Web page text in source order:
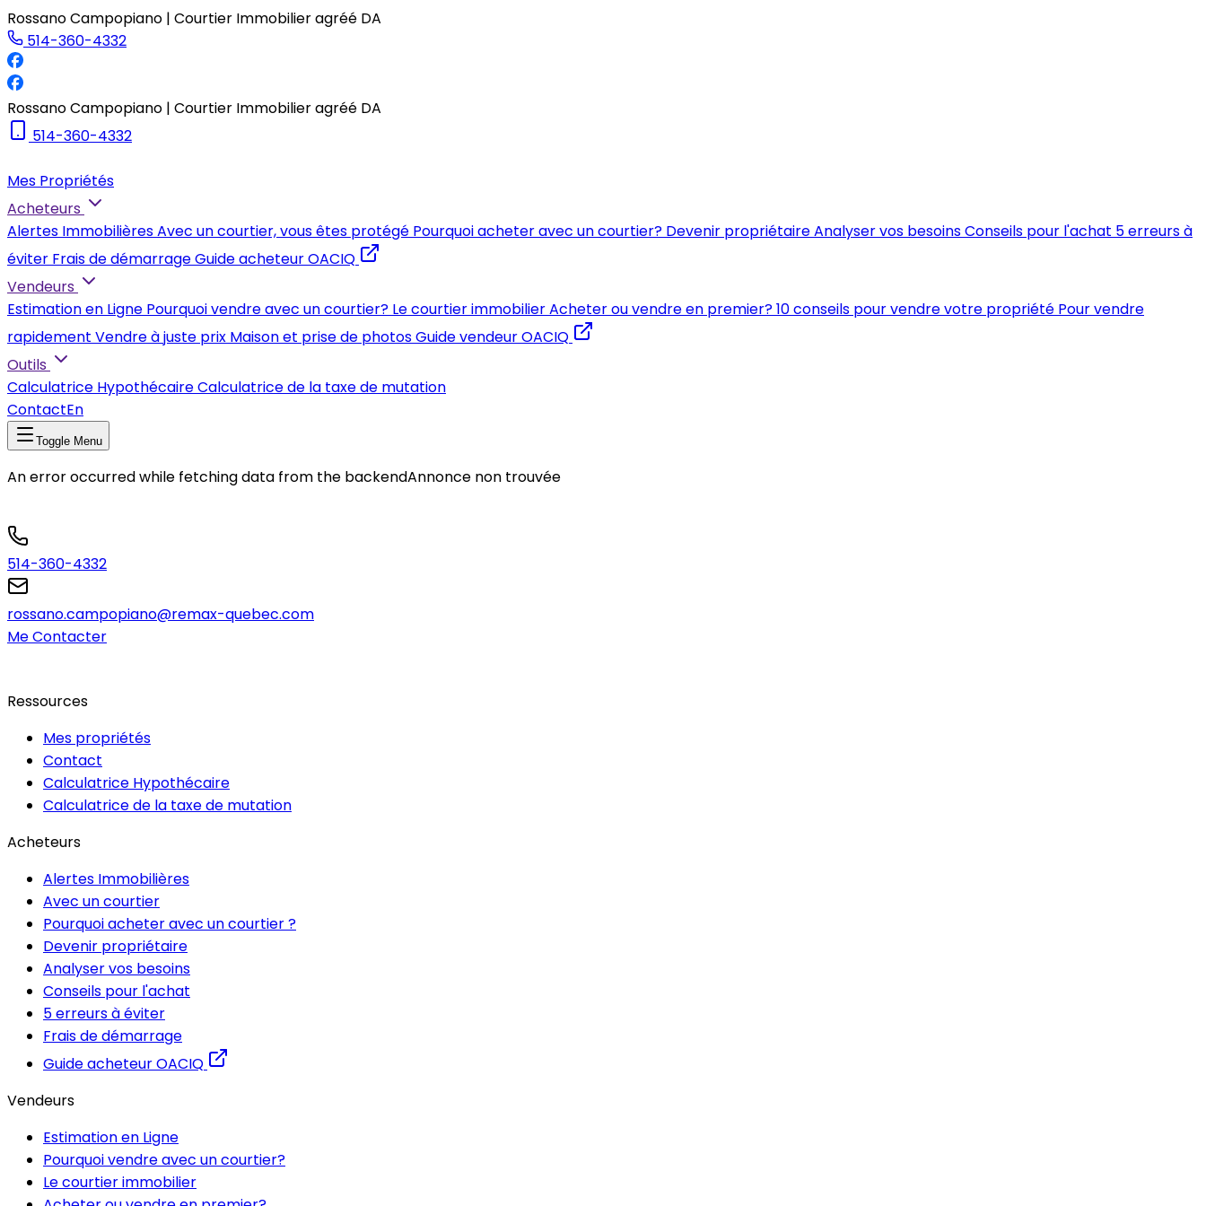
Rossano Campopiano | Courtier Immobilier agréé DA
514-360-4332
Rossano Campopiano | Courtier Immobilier agréé DA
514-360-4332
Mes Propriétés
Acheteurs
Alertes ImmobilièresAvec un courtier, vous êtes protégé Pourquoi acheter avec un courtier? Devenir propriétaireAnalyser vos besoinsConseils pour l'achat 5 erreurs à
éviter Frais de démarrageGuide acheteur OACIQ
Vendeurs
Estimation en Ligne Pourquoi vendre avec un courtier? Le courtier immobilierAcheter ou vendre en premier?10 conseils pour vendre votre propriété Pour vendre
rapidement Vendre à juste prix Maison et prise de photosGuide vendeur OACIQ
Outils
Calculatrice HypothécaireCalculatrice de la taxe de mutation
ContactEn
Toggle Menu
An error occurred while fetching data from the backendAnnonce non trouvée
514-360-4332
rossano.campopiano@remax-quebec.com
Me Contacter
Ressources
Mes propriétés
Contact
Calculatrice Hypothécaire
Calculatrice de la taxe de mutation
Acheteurs
Alertes Immobilières
Avec un courtier
Pourquoi acheter avec un courtier ?
Devenir propriétaire
Analyser vos besoins
Conseils pour l'achat
5 erreurs à éviter
Frais de démarrage
Guide acheteur OACIQ
Vendeurs
Estimation en Ligne
Pourquoi vendre avec un courtier?
Le courtier immobilier